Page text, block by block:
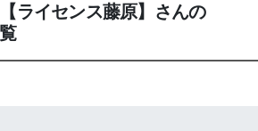
ライセンス藤原】さんの